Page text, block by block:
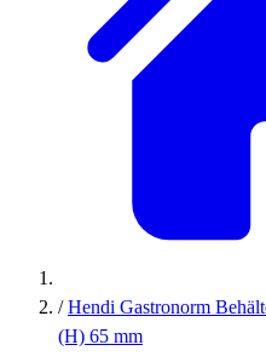
/ Hendi Gastronorm
(H) 65 mm